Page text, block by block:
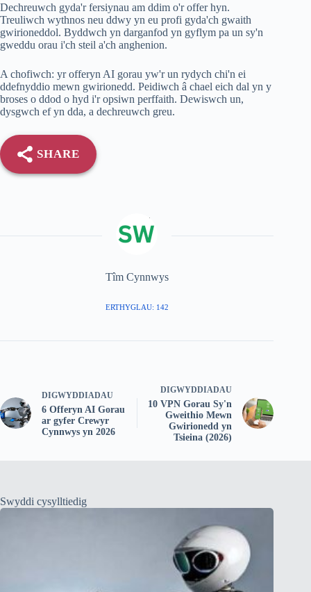
Dechreuwch gyda'r fersiynau am ddim o'r offer hyn.
Treuliwch wythnos neu ddwy yn eu profi gyda'ch gwaith
gwirioneddol. Byddwch yn darganfod yn gyflym pa un sy'n
gweddu orau i'ch steil a'ch anghenion.
A chofiwch: yr offeryn AI gorau yw'r un rydych chi'n ei
ddefnyddio mewn gwirionedd. Peidiwch â chael eich dal yn y
broses o ddod o hyd i'r opsiwn perffaith. Dewiswch un,
dysgwch ef yn dda, a dechreuwch greu.
SHARE
Tîm Cynnwys
ERTHYGLAU: 142
DIGWYDDIADAU
6 Offeryn AI Gorau
ar gyfer Crewyr
Cynnwys yn 2026
DIGWYDDIADAU
10 VPN Gorau Sy'n
Gweithio Mewn
Gwirionedd yn
Tsieina (2026)
Swyddi cysylltiedig